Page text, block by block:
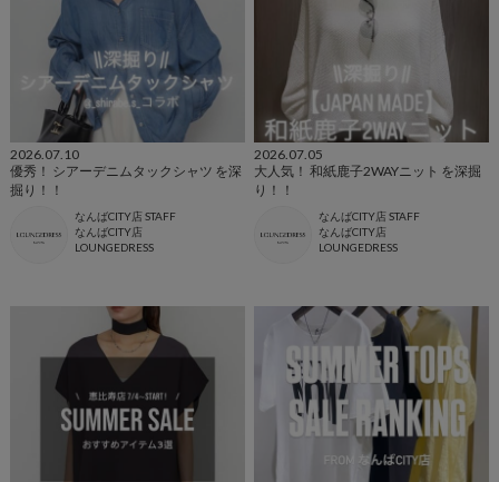
2026.07.10
優秀！ シアーデニムタックシャツ を深
掘り！！
なんばCITY店 STAFF
なんばCITY店
LOUNGEDRESS
2026.07.05
大人気！ 和紙鹿子2WAYニット を深掘
り！！
なんばCITY店 STAFF
なんばCITY店
LOUNGEDRESS